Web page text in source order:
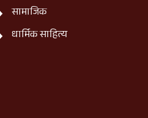
सामाजिक
धार्मिक साहित्य